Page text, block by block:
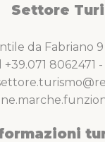
Settore
da Fabriano
+39.071 8062471 -